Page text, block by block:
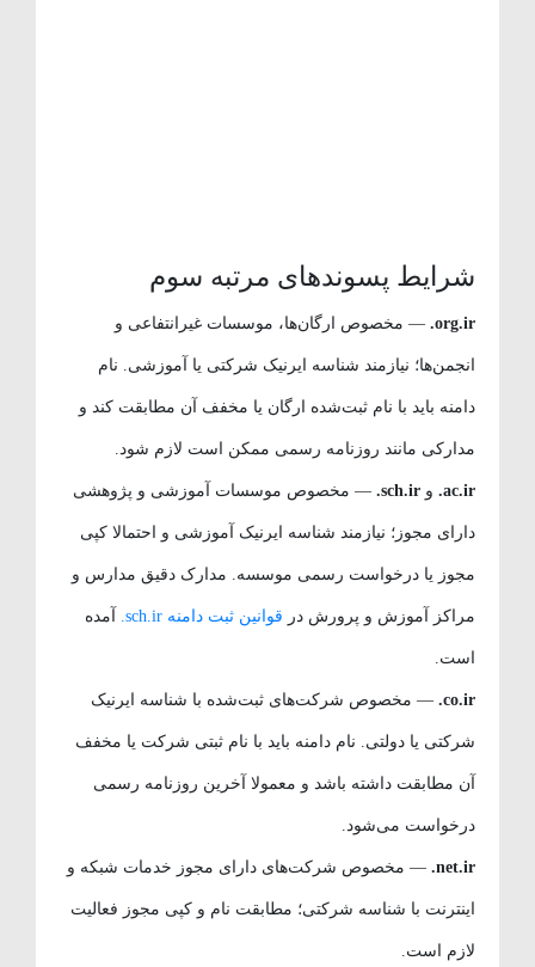
شرایط پسوندهای مرتبه سوم
org.ir. — مخصوص ارگان‌ها، موسسات غیرانتفاعی و
انجمن‌ها؛ نیازمند شناسه ایرنیک شرکتی یا آموزشی. نام
دامنه باید با نام ثبت‌شده ارگان یا مخفف آن مطابقت کند و
مدارکی مانند روزنامه رسمی ممکن است لازم شود.
ac.ir. وsch.ir. — مخصوص موسسات آموزشی و پژوهشی
دارای مجوز؛ نیازمند شناسه ایرنیک آموزشی و احتمالا کپی
مجوز یا درخواست رسمی موسسه. مدارک دقیق مدارس و
مراکز آموزش و پرورش درقوانین ثبت دامنه sch.ir. آمده
است.
co.ir. — مخصوص شرکت‌های ثبت‌شده با شناسه ایرنیک
شرکتی یا دولتی. نام دامنه باید با نام ثبتی شرکت یا مخفف
آن مطابقت داشته باشد و معمولا آخرین روزنامه رسمی
درخواست می‌شود.
net.ir. — مخصوص شرکت‌های دارای مجوز خدمات شبکه و
اینترنت با شناسه شرکتی؛ مطابقت نام و کپی مجوز فعالیت
لازم است.